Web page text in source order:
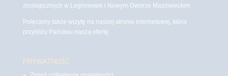
zoologicznych w Legionowie i Nowym Dworze Mazowieckim
Polecamy także wizytę na naszej stronie internetowej, która
przybliży Państwu naszą ofertę.
PRYWATNOŚĆ